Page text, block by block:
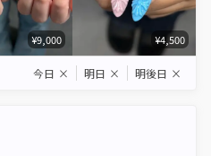
¥9,000 ¥4,500
今日 × 明日 × 明後日 ×